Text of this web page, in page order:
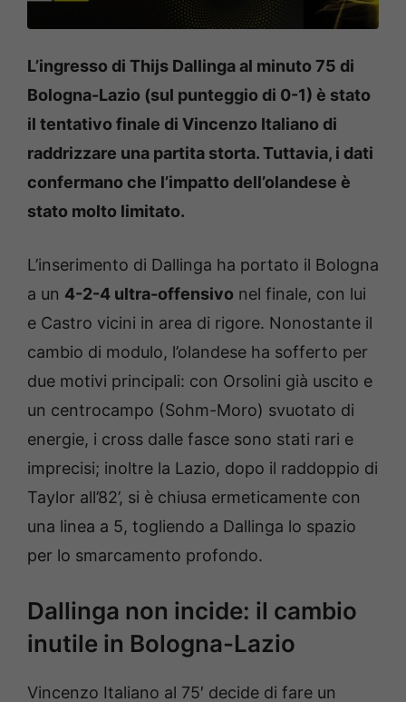
L’ingresso di Thijs Dallinga al minuto 75 di
Bologna-Lazio (sul punteggio di 0-1) è stato
il tentativo finale di Vincenzo Italiano di
raddrizzare una partita storta. Tuttavia, i dati
confermano che l’impatto dell’olandese è
stato molto limitato.
L’inserimento di Dallinga ha portato il Bologna
a un 4-2-4 ultra-offensivo nel finale, con lui
e Castro vicini in area di rigore. Nonostante il
cambio di modulo, l’olandese ha sofferto per
due motivi principali: con Orsolini già uscito e
un centrocampo (Sohm-Moro) svuotato di
energie, i cross dalle fasce sono stati rari e
imprecisi; inoltre la Lazio, dopo il raddoppio di
Taylor all’82’, si è chiusa ermeticamente con
una linea a 5, togliendo a Dallinga lo spazio
per lo smarcamento profondo.
Dallinga non incide: il cambio
inutile in Bologna-Lazio
Vincenzo Italiano al 75′ decide di fare un